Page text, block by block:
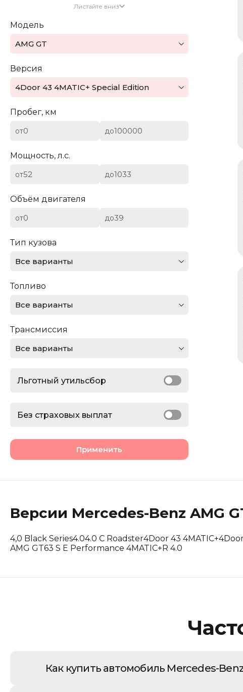
Льготный утильсбор
Chevrolet
Dodge
Ferrari
Ford
Jeep
Mclaren
Листайте вниз
Модель
AMG GT
Версия
4Door 43 4MATIC+ Special Edition
Пробег, км
от до
Мощность, л.с.
от до
Объём двигателя
от до
Тип кузова
Все варианты
Топливо
Все варианты
Трансмиссия
Все варианты
Без страховых выплат
Применить
Версии Mercedes-Benz AMG
4,0 Black Series4.04.0 C Roadster4Door 43 4MATIC+
AMG GT63 S E Performance 4MATIC+R 4.0
Как купить автомобиль Mercedes-